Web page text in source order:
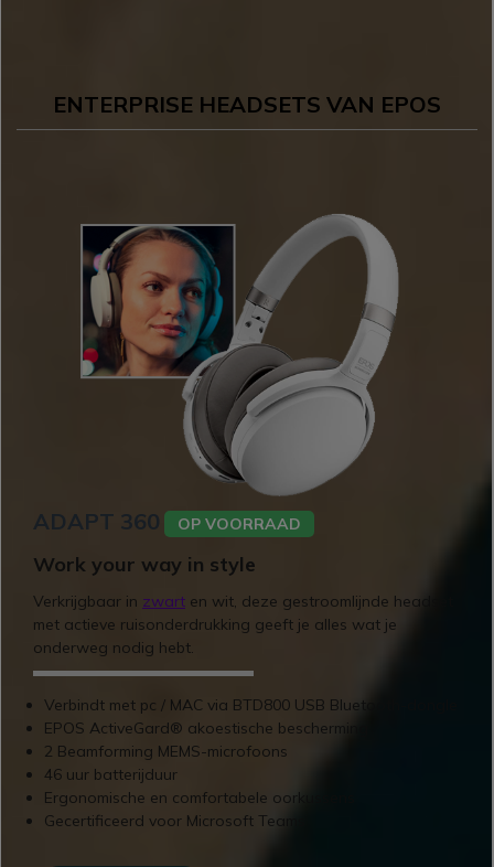
ENTERPRISE HEADSETS VAN EPOS
ADAPT 360 OP VOORRAAD
Work your way in style
Verkrijgbaar in zwart en wit, deze gestroomlijnde headset
met actieve ruisonderdrukking geeft je alles wat je
onderweg nodig hebt.
Verbindt met pc / MAC via BTD800 USB Bluetooth-dongle
EPOS ActiveGard® akoestische bescherming
2 Beamforming MEMS-microfoons
46 uur batterijduur
Ergonomische en comfortabele oorkussens
Gecertificeerd voor Microsoft Teams